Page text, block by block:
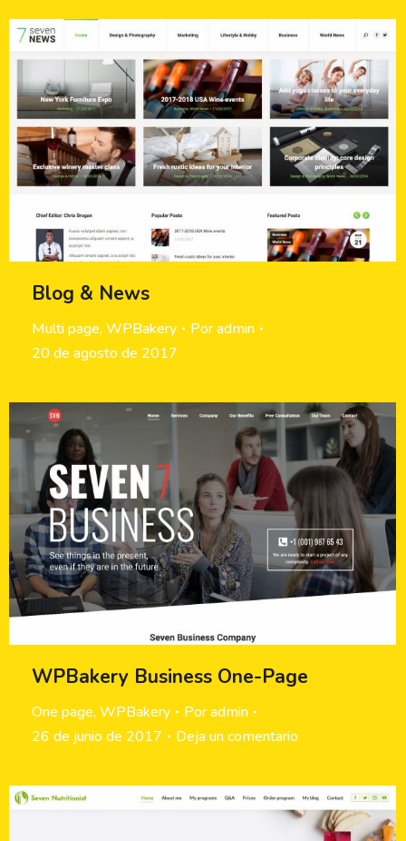
Blog & News
Multi page,WPBakery Poradmin
20 de agosto de 2017
WPBakery Business One-Page
One page,WPBakery Poradmin
26 de junio de 2017
Deja un comentario